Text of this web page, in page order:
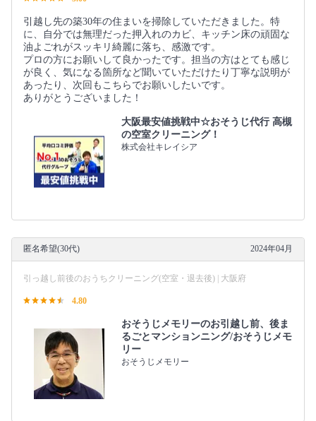
引越し先の築30年の住まいを掃除していただきました。特
に、自分では無理だった押入れのカビ、キッチン床の頑固な
油よごれがスッキリ綺麗に落ち、感激です。
プロの方にお願いして良かったです。担当の方はとても感じ
が良く、気になる箇所など聞いていただけたり丁寧な説明が
あったり、次回もこちらでお願いしたいです。
ありがとうございました！
大阪最安値挑戦中☆おそうじ代行 高槻
の空室クリーニング！
株式会社キレイシア
匿名希望(30代) 2024年04月
引っ越し前後のおうちクリーニング(空室・退去後) | 大阪府
4.80
おそうじメモリーのお引越し前、後ま
るごとマンションニング/おそうじメモ
リー
おそうじメモリー